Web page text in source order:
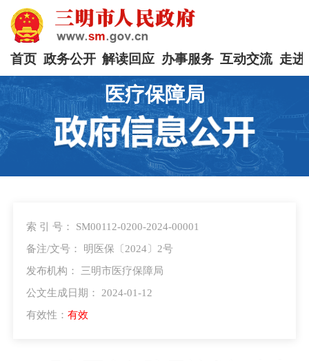
首页 政务公开 解读回应 办事服务 互动交流 走进
医疗保障局
索 引 号： SM00112-0200-2024-00001
备注/文号： 明医保〔2024〕2号
发布机构： 三明市医疗保障局
公文生成日期： 2024-01-12
有效性： 有效